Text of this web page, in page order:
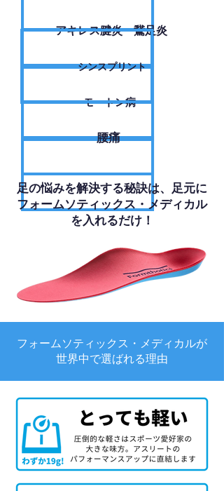
アキレス腱炎・鵞足炎
シンスプリント
モートン病
腰痛
足の悩みを解決する秘訣は、足元に
フォームソティックス・メディカル
を入れるだけ！
フォームソティックス・メディカルが
世界中で選ばれる理由